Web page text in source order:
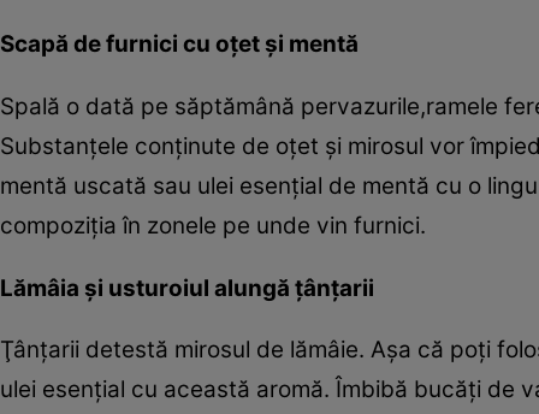
Scapă de furnici cu oţet şi mentă
Spală o dată pe săptămână pervazurile,ramele
Substanţele conţinute de oţet şi mirosul vor
mentă uscată sau ulei esenţial de mentă cu o
compoziţia în zonele pe unde vin furnici.
Lămâia şi usturoiul alungă ţânţarii
Ţânţarii detestă mirosul de lămâie. Aşa că poţi
ulei esenţial cu această aromă. Îmbibă bucăţi de